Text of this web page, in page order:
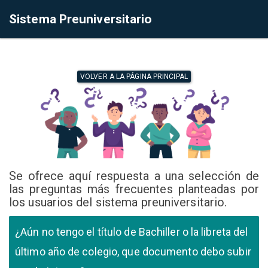
Sistema Preuniversitario
VOLVER A LA PÁGINA PRINCIPAL
Se ofrece aquí respuesta a una selección de
las preguntas más frecuentes planteadas por
los usuarios del sistema preuniversitario.
¿Aún no tengo el título de Bachiller o la libreta del
último año de colegio, que documento debo subir